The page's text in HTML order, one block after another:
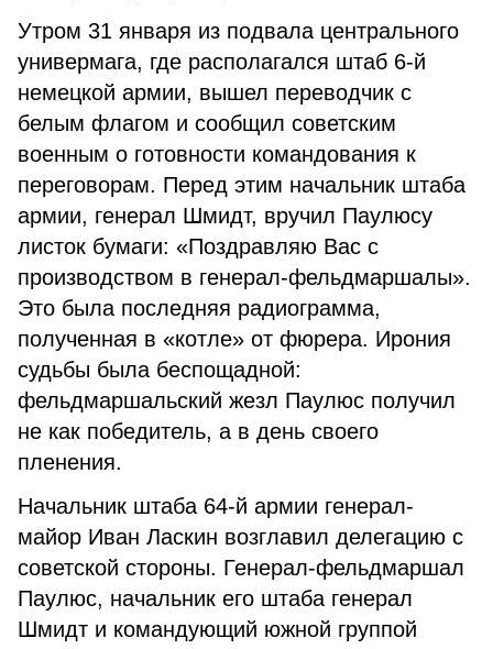
Утром 31 января из подвала центрального
универмага, где располагался штаб 6-й
немецкой армии, вышел переводчик с
белым флагом и сообщил советским
военным о готовности командования к
переговорам. Перед этим начальник штаба
армии, генерал Шмидт, вручил Паулюсу
листок бумаги: «Поздравляю Вас с
производством в генерал-фельдмаршалы».
Это была последняя радиограмма,
полученная в «котле» от фюрера. Ирония
судьбы была беспощадной:
фельдмаршальский жезл Паулюс получил
не как победитель, а в день своего
пленения.
Начальник штаба 64-й армии генерал-
майор Иван Ласкин возглавил делегацию с
советской стороны. Генерал-фельдмаршал
Паулюс, начальник его штаба генерал
Шмидт и командующий южной группой